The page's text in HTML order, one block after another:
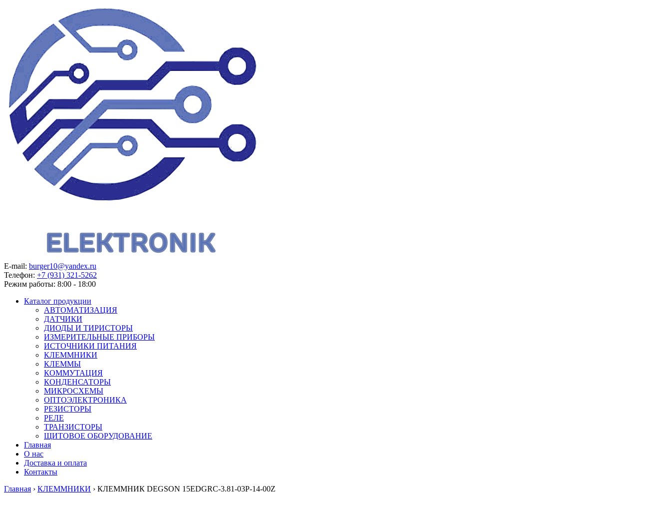
E-mail: burger10@yandex.ru
Телефон: +7 (931) 321-5262
Режим работы: 8:00 - 18:00
Каталог продукции
АВТОМАТИЗАЦИЯ
ДАТЧИКИ
ДИОДЫ И ТИРИСТОРЫ
ИЗМЕРИТЕЛЬНЫЕ ПРИБОРЫ
ИСТОЧНИКИ ПИТАНИЯ
КЛЕММНИКИ
КЛЕММЫ
КОММУТАЦИЯ
КОНДЕНСАТОРЫ
МИКРОСХЕМЫ
ОПТОЭЛЕКТРОНИКА
РЕЗИСТОРЫ
РЕЛЕ
ТРАНЗИСТОРЫ
ЩИТОВОЕ ОБОРУДОВАНИЕ
Главная
О нас
Доставка и оплата
Контакты
Главная › КЛЕММНИКИ › КЛЕММНИК DEGSON 15EDGRC-3.81-03P-14-00Z